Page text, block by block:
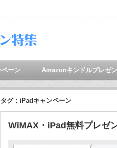
ペーン Amazonキンドルプレゼ
タグ：iPadキャンペーン
WiMAX・iPad無料プレゼ